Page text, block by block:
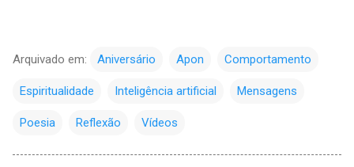
Arquivado em: Aniversário Apon Comportamento
Espiritualidade Inteligência artificial Mensagens
Poesia Reflexão Vídeos